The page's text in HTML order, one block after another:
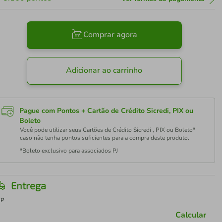
Comprar agora
Adicionar ao carrinho
Pague com Pontos + Cartão de Crédito Sicredi, PIX ou
Boleto
Você pode utilizar seus Cartões de Crédito Sicredi , PIX ou Boleto*
caso não tenha pontos suficientes para a compra deste produto.
*Boleto exclusivo para associados PJ
Entrega
Calcular